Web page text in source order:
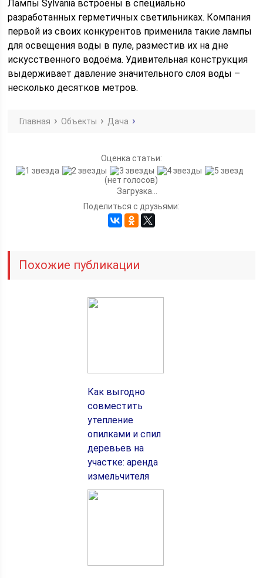
Лампы Sylvania встроены в специально
разработанных герметичных светильниках. Компания
первой из своих конкурентов применила такие лампы
для освещения воды в пуле, разместив их на дне
искусственного водоёма. Удивительная конструкция
выдерживает давление значительного слоя воды –
несколько десятков метров.
Главная Объекты Дача
Оценка статьи:
(нет голосов)
Загрузка...
Поделиться с друзьями:
Похожие публикации
Как выгодно
совместить
утепление
опилками и спил
деревьев на
участке: аренда
измельчителя